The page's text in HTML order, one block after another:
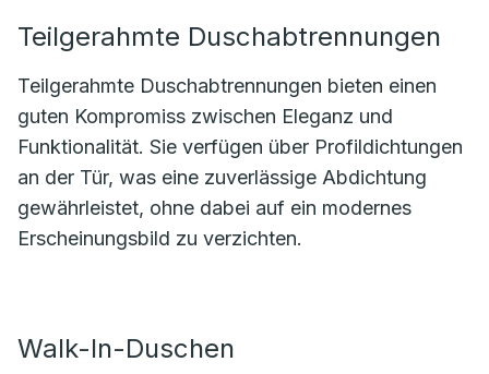
Teilgerahmte Duschabtrennungen
Teilgerahmte Duschabtrennungen bieten einen
guten Kompromiss zwischen Eleganz und
Funktionalität. Sie verfügen über Profildichtungen
an der Tür, was eine zuverlässige Abdichtung
gewährleistet, ohne dabei auf ein modernes
Erscheinungsbild zu verzichten.
Walk-In-Duschen